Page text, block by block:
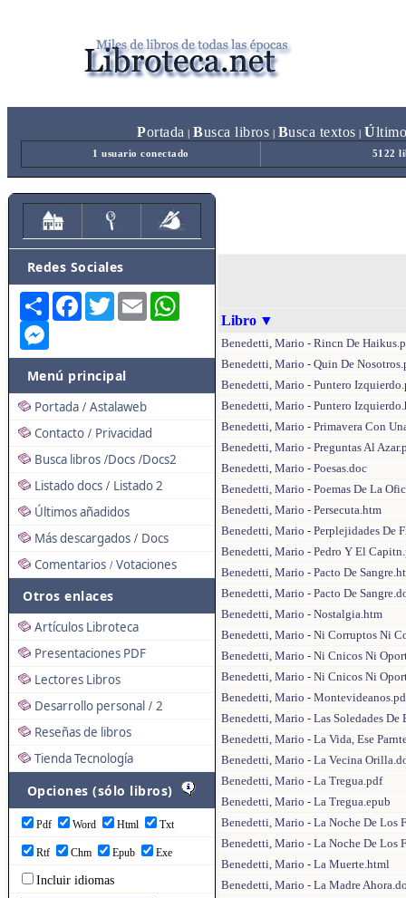
Portada Busca libros Busca textos Ú
1 usuario conectado 5122
Redes Sociales
Share FacebookTwitterEmail
Menú principal
Portada / Astalaweb
Contacto / Privacidad
Busca libros /Docs /Docs2
Listado docs / Listado 2
Últimos añadidos
Más descargados / Docs
Comentarios / Votaciones
Otros enlaces
Artículos Libroteca
Presentaciones PDF
Lectores Libros
Desarrollo personal / 2
Reseñas de libros
Tienda Tecnología
Opciones (sólo libros)
Pdf Word Html Txt
Rtf Chm Epub Exe
Incluir idiomas
Libro ▼
Benedetti, Mario - Rincn De
Benedetti, Mario - Quin De
Benedetti, Mario - Puntero
Benedetti, Mario - Puntero
Benedetti, Mario - Primavera Con
Benedetti, Mario - Preguntas Al
Benedetti, Mario - Poesas.doc
Benedetti, Mario - Poemas De La
Benedetti, Mario - Persecuta.htm
Benedetti, Mario - Perplejidades De
Benedetti, Mario - Pedro Y El
Benedetti, Mario - Pacto De
Benedetti, Mario - Pacto De
Benedetti, Mario - Nostalgia.htm
Benedetti, Mario - Ni Corruptos Ni
Benedetti, Mario - Ni Cnicos Ni
Benedetti, Mario - Ni Cnicos Ni
Benedetti, Mario -
Benedetti, Mario - Las Soledades De
Benedetti, Mario - La Vida, Ese
Benedetti, Mario - La Vecina
Benedetti, Mario - La Tregua.pdf
Benedetti, Mario - La Tregua.epub
Benedetti, Mario - La Noche De Los
Benedetti, Mario - La Noche De Los
Benedetti, Mario - La Muerte.html
Benedetti, Mario - La Madre